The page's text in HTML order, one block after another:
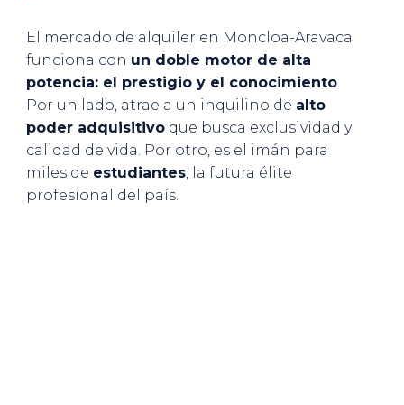
El mercado de alquiler en Moncloa-Aravaca
funciona con un doble motor de alta
potencia: el prestigio y el conocimiento.
Por un lado, atrae a un inquilino de alto
poder adquisitivoque busca exclusividad y
calidad de vida. Por otro, es el imán para
miles de estudiantes, la futura élite
profesional del país.